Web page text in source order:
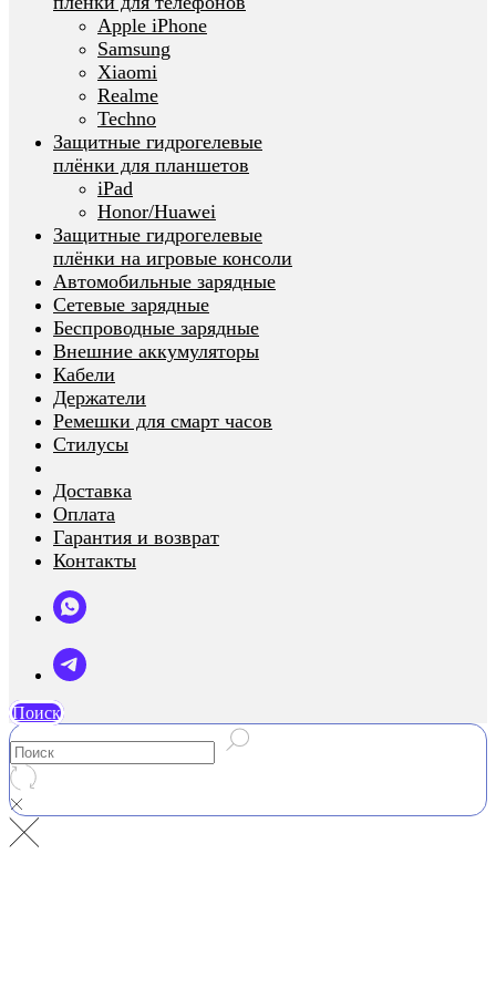
Apple iPhone
Samsung
Xiaomi
Realme
Techno
Защитные гидрогелевые
плёнки для планшетов
iPad
Honor/Huawei
Защитные гидрогелевые
плёнки на игровые консоли
Автомобильные зарядные
Сетевые зарядные
Беспроводные зарядные
Внешние аккумуляторы
Кабели
Держатели
Ремешки для смарт часов
Стилусы
Доставка
Оплата
Гарантия и возврат
Контакты
Поиск